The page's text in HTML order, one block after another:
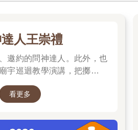
達人王崇禮
邀約的問神達人。此外，也
宇巡迴教學演講，把擲筊、
看更多